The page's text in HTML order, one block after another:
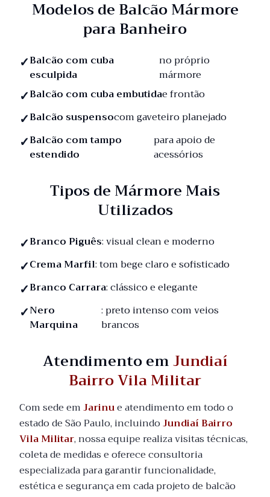
Modelos de Balcão Mármore
para Banheiro
Balcão com cuba
esculpida
no próprio
mármore
Balcão com cuba embutidae frontão
Balcão suspensocom gaveteiro planejado
Balcão com tampo
estendido
para apoio de
acessórios
Tipos de Mármore Mais
Utilizados
Branco Piguês: visual clean e moderno
Crema Marfil: tom bege claro e sofisticado
Branco Carrara: clássico e elegante
Nero
Marquina
: preto intenso com veios
brancos
Atendimento emJundiaí
Bairro Vila Militar
Com sede emJarinue atendimento em todo o
estado de São Paulo, incluindoJundiaí Bairro
Vila Militar, nossa equipe realiza visitas técnicas,
coleta de medidas e oferece consultoria
especializada para garantir funcionalidade,
estética e segurança em cada projeto de balcão